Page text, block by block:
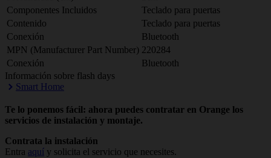
Componentes Incluidos
Teclado para puertas
Contenido
Teclado para puertas
Conexión
Bluetooth
MPN (Manufacturer Part Number) 220284
Conexión
Bluetooth
Información sobre flash days
Smart Home
Te lo ponemos fácil: ahora puedes contratar en Orange los
servicios de instalación y montaje.
Contrata la instalación
Entra aquí y solicita el servicio que necesites.